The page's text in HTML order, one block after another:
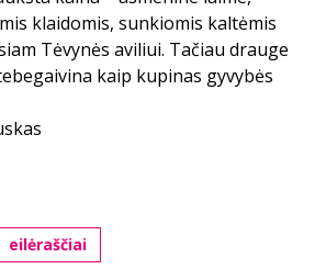
klaidomis, sunkiomis kaltėmis
Tėvynės aviliui. Tačiau drauge
kaip kupinas gyvybės
eilėraščiai